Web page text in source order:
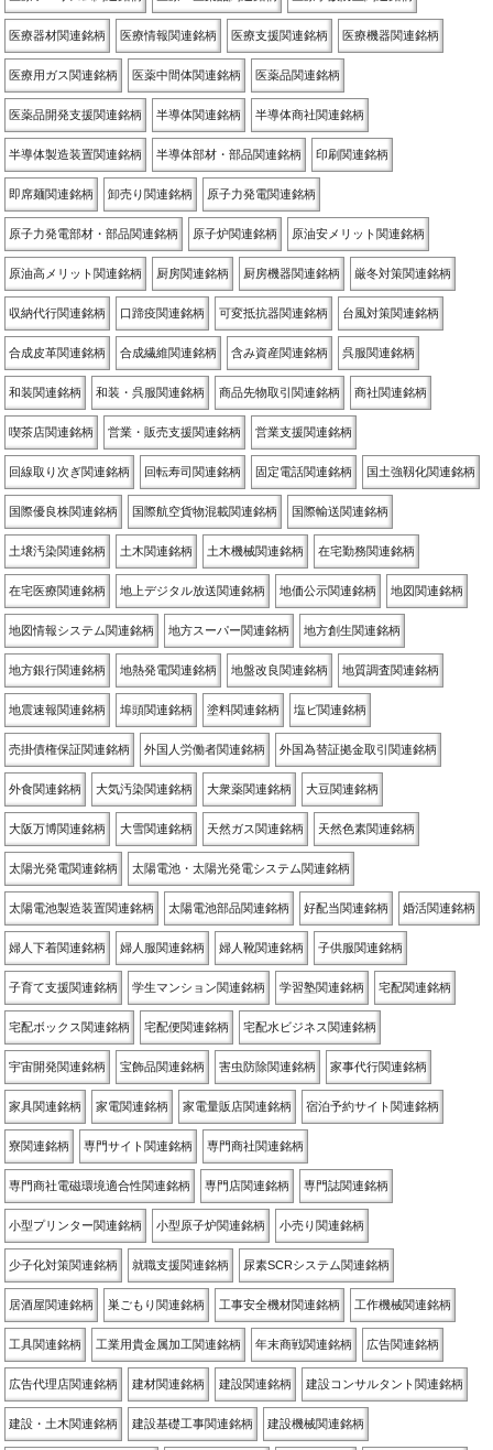
医療器材関連銘柄 医療情報関連銘柄 医療支援関連銘柄 医療機器関連銘柄
医療用ガス関連銘柄 医薬中間体関連銘柄 医薬品関連銘柄
医薬品開発支援関連銘柄 半導体関連銘柄 半導体商社関連銘柄
半導体製造装置関連銘柄 半導体部材・部品関連銘柄 印刷関連銘柄
即席麺関連銘柄 卸売り関連銘柄 原子力発電関連銘柄
原子力発電部材・部品関連銘柄 原子炉関連銘柄 原油安メリット関連銘柄
原油高メリット関連銘柄 厨房関連銘柄 厨房機器関連銘柄 厳冬対策関連銘柄
収納代行関連銘柄 口蹄疫関連銘柄 可変抵抗器関連銘柄 台風対策関連銘柄
合成皮革関連銘柄 合成繊維関連銘柄 含み資産関連銘柄 呉服関連銘柄
和装関連銘柄 和装・呉服関連銘柄 商品先物取引関連銘柄 商社関連銘柄
喫茶店関連銘柄 営業・販売支援関連銘柄 営業支援関連銘柄
回線取り次ぎ関連銘柄 回転寿司関連銘柄 固定電話関連銘柄 国土強靱化関連銘柄
国際優良株関連銘柄 国際航空貨物混載関連銘柄 国際輸送関連銘柄
土壌汚染関連銘柄 土木関連銘柄 土木機械関連銘柄 在宅勤務関連銘柄
在宅医療関連銘柄 地上デジタル放送関連銘柄 地価公示関連銘柄 地図関連銘柄
地図情報システム関連銘柄 地方スーパー関連銘柄 地方創生関連銘柄
地方銀行関連銘柄 地熱発電関連銘柄 地盤改良関連銘柄 地質調査関連銘柄
地震速報関連銘柄 埠頭関連銘柄 塗料関連銘柄 塩ビ関連銘柄
売掛債権保証関連銘柄 外国人労働者関連銘柄 外国為替証拠金取引関連銘柄
外食関連銘柄 大気汚染関連銘柄 大衆薬関連銘柄 大豆関連銘柄
大阪万博関連銘柄 大雪関連銘柄 天然ガス関連銘柄 天然色素関連銘柄
太陽光発電関連銘柄 太陽電池・太陽光発電システム関連銘柄
太陽電池製造装置関連銘柄 太陽電池部品関連銘柄 好配当関連銘柄 婚活関連銘柄
婦人下着関連銘柄 婦人服関連銘柄 婦人靴関連銘柄 子供服関連銘柄
子育て支援関連銘柄 学生マンション関連銘柄 学習塾関連銘柄 宅配関連銘柄
宅配ボックス関連銘柄 宅配便関連銘柄 宅配水ビジネス関連銘柄
宇宙開発関連銘柄 宝飾品関連銘柄 害虫防除関連銘柄 家事代行関連銘柄
家具関連銘柄 家電関連銘柄 家電量販店関連銘柄 宿泊予約サイト関連銘柄
寮関連銘柄 専門サイト関連銘柄 専門商社関連銘柄
専門商社電磁環境適合性関連銘柄 専門店関連銘柄 専門誌関連銘柄
小型プリンター関連銘柄 小型原子炉関連銘柄 小売り関連銘柄
少子化対策関連銘柄 就職支援関連銘柄 尿素SCRシステム関連銘柄
居酒屋関連銘柄 巣ごもり関連銘柄 工事安全機材関連銘柄 工作機械関連銘柄
工具関連銘柄 工業用貴金属加工関連銘柄 年末商戦関連銘柄 広告関連銘柄
広告代理店関連銘柄 建材関連銘柄 建設関連銘柄 建設コンサルタント関連銘柄
建設・土木関連銘柄 建設基礎工事関連銘柄 建設機械関連銘柄